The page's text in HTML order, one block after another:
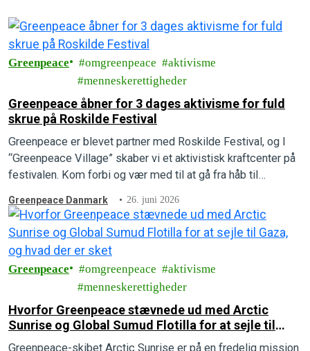
Greenpeace omgreenpeace
aktivisme
menneskerettigheder
Greenpeace åbner for 3 dages aktivisme for fuld
skrue på Roskilde Festival
Greenpeace er blevet partner med Roskilde Festival, og I
“Greenpeace Village” skaber vi et aktivistisk kraftcenter på
festivalen. Kom forbi og vær med til at gå fra håb til
Greenpeace Danmark 26. juni 2026
Greenpeace omgreenpeace
aktivisme
menneskerettigheder
Hvorfor Greenpeace stævnede ud med Arctic
Sunrise og Global Sumud Flotilla for at sejle til
Gaza, og hvad der er sket
Greenpeace-skibet Arctic Sunrise er på en fredelig mission